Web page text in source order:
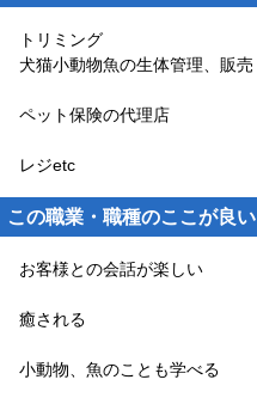
トリミング
犬猫小動物魚の生体管理、販売
ペット保険の代理店
レジetc
この職業・職種のここが良い
お客様との会話が楽しい
癒される
小動物、魚のことも学べる